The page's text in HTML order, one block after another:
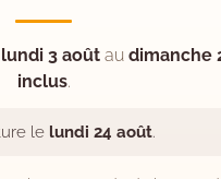
lundi 3 aoûtau dimanche
inclus.
le lundi 24 août.